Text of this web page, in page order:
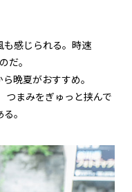
も感じられる。時速
だ。
晩夏がおすすめ。
つまみをぎゅっと挟んで
。